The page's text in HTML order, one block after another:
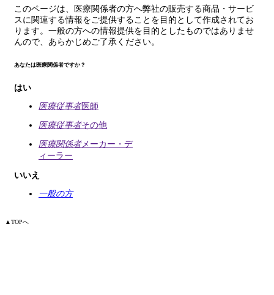
このページは、医療関係者の方へ弊社の販売する商品・サービ
スに関連する情報をご提供することを目的として作成されてお
ります。一般の方への情報提供を目的としたものではありませ
んので、あらかじめご了承ください。
あなたは医療関係者ですか？
はい
医療従事者医師
医療従事者その他
医療関係者メーカー・デ
ィーラー
いいえ
一般の方
▲TOPへ